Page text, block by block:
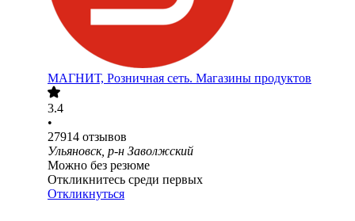
МАГНИТ, Розничная сеть. Магазины продуктов
3.4
•
27914 отзывов
Ульяновск, р-н Заволжский
Можно без резюме
Откликнитесь среди первых
Откликнуться